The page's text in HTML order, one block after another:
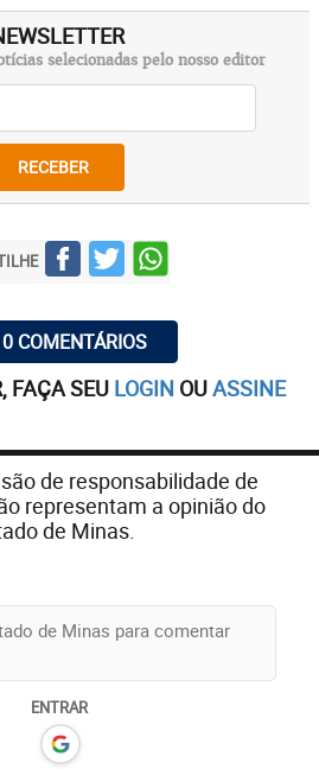
selecionadas pelo nosso editor
RECEBER
COMENTÁRIOS
FAÇA SEU LOGIN OUASSINE
de responsabilidade de
representam a opinião do
de Minas.
ENTRAR